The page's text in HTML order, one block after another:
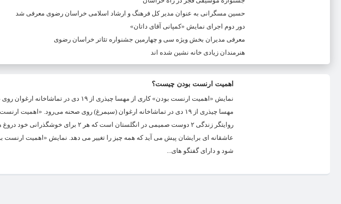
حسین مسگرانی به عنوان مدیر کل فرهنگ و ارشاد اسلامی خراسان رضوی معرفی شد
دور دوم اجرای نمایش «کمپانی آقای داتان»
معرفی مدیران بخش ویژه سی و چهارمین جشنواره تئاتر خراسان رضوی
هنرمندان زیادی خانه نشین شده اند
اهمیت ارنست بودن چیست؟
نمایش «اهمیت ارنست بودن» کاری از مهسا
مهسا چیذری از ۱۹ دی در تماشاخانه ارغوان (سیمرغ) روی صحنه می‌رود.
روایتگر زندگی ۲ دوست صمیمی در انگلستان است
عاشقانه ای برایشان پیش می آید که همه چیز را تغییر می دهد. نمایش «اهمیت
شود و دارای گفتگو های...